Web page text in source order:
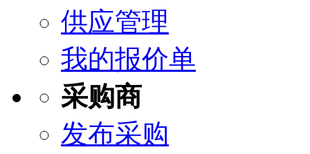
供应管理
我的报价单
采购商
发布采购